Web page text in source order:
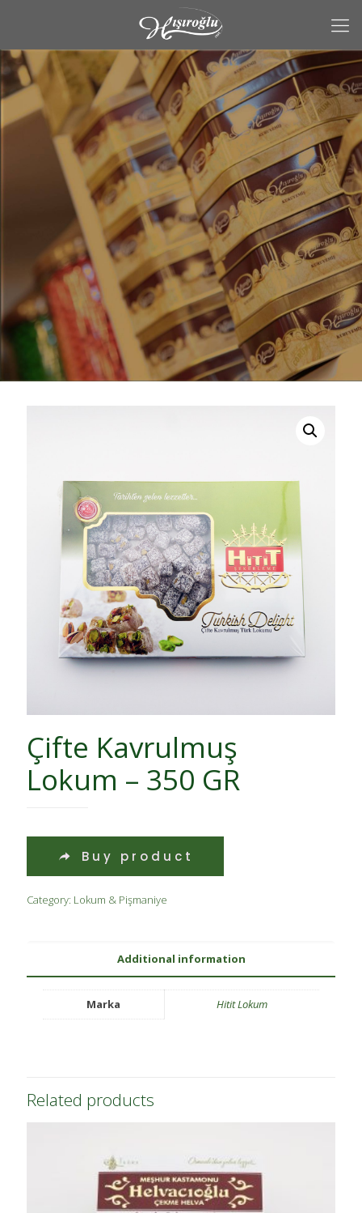
Çifte Kavrulmuş
Lokum – 350 GR
Buy product
Category: Lokum & Pişmaniye
Additional information
Marka Hitit Lokum
Related products